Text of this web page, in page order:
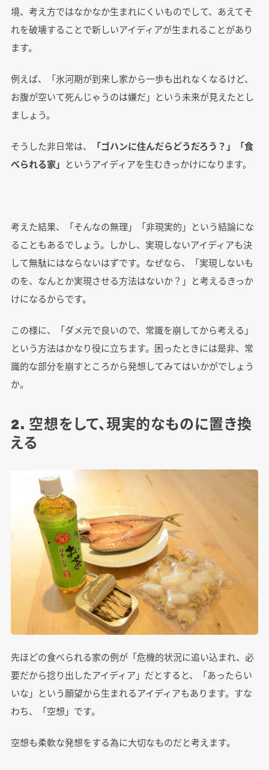
境、考え方ではなかなか生まれにくいものでして、あえてそ
れを破壊することで新しいアイディアが生まれることがあり
ます。
例えば、「氷河期が到来し家から一歩も出れなくなるけど、
お腹が空いて死んじゃうのは嫌だ」という未来が見えたとし
ましょう。
そうした非日常は、
「ゴハンに住んだらどうだろう？」「食
べられる家」 というアイディアを生むきっかけになります。
考えた結果、「そんなの無理」「非現実的」という結論にな
ることもあるでしょう。しかし、実現しないアイディアも決
して無駄にはならないはずです。なぜなら、「実現しないも
のを、なんとか実現させる方法はないか？」と考えるきっか
けになるからです。
この様に、「ダメ元で良いので、常識を崩してから考える」
という方法はかなり役に立ちます。困ったときには是非、常
識的な部分を崩すところから発想してみてはいかがでしょう
か。
2. 空想をして、現実的なものに置き換
える
先ほどの食べられる家の例が「危機的状況に追い込まれ、必
要だから捻り出したアイディア」だとすると、「あったらい
いな」という願望から生まれるアイディアもあります。すな
わち、「空想」です。
空想も柔軟な発想をする為に大切なものだと考えます。